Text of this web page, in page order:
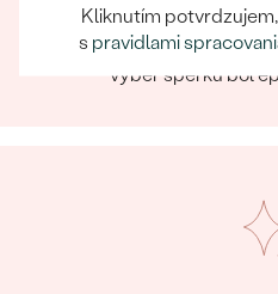
Pri nakupovaní online aj
na náš tím, ktorý sa
výber šperku bol
Kliknutím
s pravidlami